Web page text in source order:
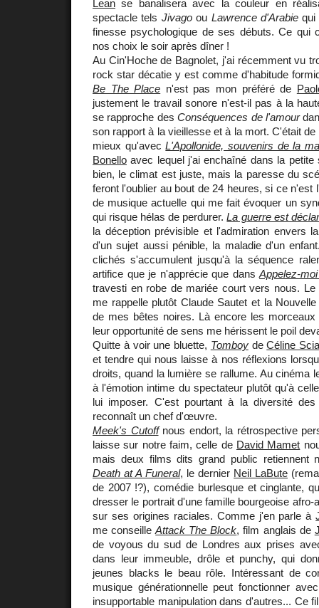
Lean se banalisera avec la couleur en
spectacle tels Jivagoou Lawrence d'Arabie qui
finesse psychologique de ses débuts. Ce qui
nos choix le soir après dîner !
Au Cin'Hoche de Bagnolet, j'ai récemment vu
rock star décatie y est comme d'habitude
Be The Place n'est pas mon préféré de
justement le travail sonore n'est-il pas à la
se rapproche desConséquences de l'amour
son rapport à la vieillesse et à la mort. C'était
mieux qu'avecL'Apollonide, souvenirs de la
Bonello avec lequel j'ai enchaîné dans la
bien, le climat est juste, mais la paresse du
feront l'oublier au bout de 24 heures, si ce n'est
de musique actuelle qui me fait évoquer un
qui risque hélas de perdurer.La guerre est
la déception prévisible et l'admiration envers
d'un sujet aussi pénible, la maladie d'un
clichés s'accumulent jusqu'à la séquence
artifice que je n'apprécie que dans Appelez-
travesti en robe de mariée court vers nous.
me rappelle plutôt Claude Sautet et la
de mes bêtes noires. Là encore les
leur opportunité de sens me hérissent le poil
Quitte à voir une bluette, TomboydeCéline
et tendre qui nous laisse à nos réflexions
droits, quand la lumière se rallume. Au cinéma
à l'émotion intime du spectateur plutôt qu'à
lui imposer. C'est pourtant à la diversité des
reconnaît un chef d'œuvre.
Meek's Cutoffnous endort, la rétrospective
laisse sur notre faim, celle de David Mamet
mais deux films dits grand public retiennent
Death at A Funeral, le dernier Neil LaBute
de 2007 !?), comédie burlesque et cinglante,
dresser le portrait d'une famille bourgeoise
sur ses origines raciales. Comme j'en parle à
me conseilleAttack The Block, film anglais de
de voyous du sud de Londres aux prises
dans leur immeuble, drôle et punchy, qui
jeunes blacks le beau rôle. Intéressant de
musique générationnelle peut fonctionner
insupportable manipulation dans d'autres... Ce